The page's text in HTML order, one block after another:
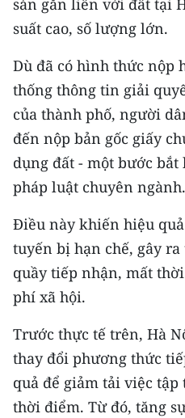
Media Chính trị
Media Văn hóa
Media Xã hội
Media Pháp luật
Media Du lịch
Media Thế giới
Media Thể thao
Media Giáo dục
Media Y tế
Media Khoa học - Công
Media Môi trường
sản gắn liền với đất tại
suất cao, số lượng lớn.
Dù đã có hình thức nộp
thống thông tin giải
của thành phố, người
đến nộp bản gốc giấy
dụng đất - một bước
pháp luật chuyên ngành.
Điều này khiến hiệu
tuyến bị hạn chế, gây
quầy tiếp nhận, mất
phí xã hội.
Trước thực tế trên, Hà
thay đổi phương thức
quả để giảm tải việc
thời điểm. Từ đó, tăng